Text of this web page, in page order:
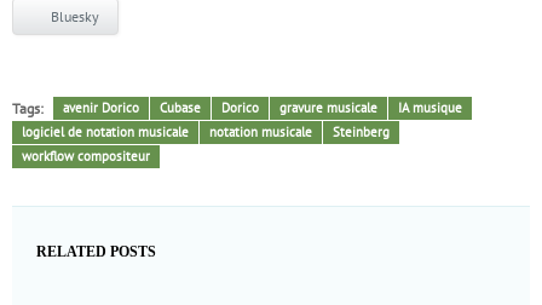
Bluesky
Tags: avenir Dorico Cubase Dorico gravure musicale
IA musique
logiciel de notation musicale
notation musicale
Steinberg
workflow compositeur
RELATED POSTS